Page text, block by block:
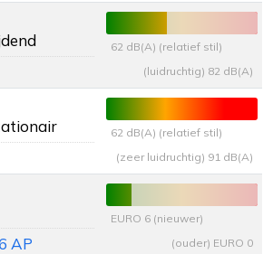
62 dB(A) (relatief stil)
(luidruchtig) 82 dB(A)
62 dB(A) (relatief stil)
(zeer luidruchtig) 91 dB(A)
AP
EURO 6 (nieuwer)
(ouder) EURO 0